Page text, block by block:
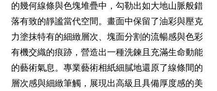
的幾何線條與色塊堆疊中，勾勒出如大地山脈般錯
落有致的靜謐當代空間。畫面中保留了油彩與壓克
力塗抹特有的細緻層次、塊面分割的流暢感與色彩
有機交織的痕跡，營造出一種洗鍊且充滿生命動能
的藝術氣息。專業藝術相紙細膩地還原了線條間的
層次感與細緻筆觸，展現出高級且具備厚度感的美